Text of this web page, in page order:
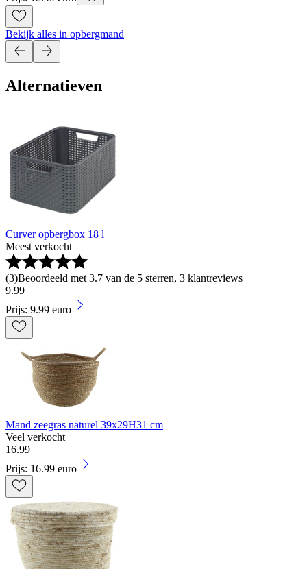
Bekijk alles in opbergmand
Alternatieven
Curver opbergbox 18 l
Meest verkocht
(3)Beoordeeld met 3.7 van de 5 sterren, 3 klantreviews
9.99
Prijs: 9.99 euro
Mand zeegras naturel 39x29H31 cm
Veel verkocht
16.99
Prijs: 16.99 euro